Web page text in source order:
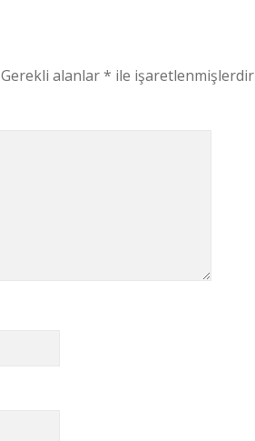
Gerekli alanlar* ile işaretlenmişlerdir